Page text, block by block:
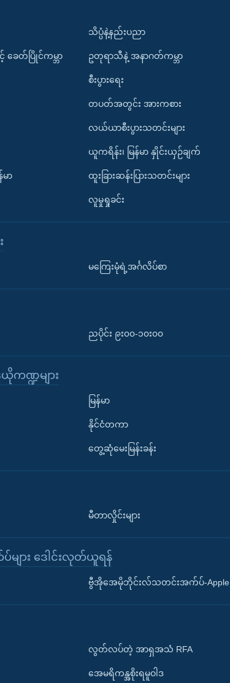
ခေတ်ပြိုင်ကမ္ဘာ
မာ
သိပ္ပံနဲ့နည်းပညာ
ဥတုရာသီနဲ့ အနာဂတ်ကမ္ဘာ
စီးပွားရေး
တပတ်အတွင်း အားကစား
လယ်ယာစီးပွားသတင်းများ
ယူကရိန်း၊ မြန်မာ နှိုင်းယှဉ်ချက်
ထူးခြားဆန်းပြားသတင်းများ
လူမှုရှုခင်း
မကြေးမုံရဲ့အင်္ဂလိပ်စာ
ညပိုင်း ၉း၀၀-၁၀း၀၀
ကဏ္ဍများ
မြန်မာ
နိုင်ငံတကာ
တွေ့ဆုံမေးမြန်းခန်း
မီတာလှိုင်းများ
ျား ဒေါင်းလုတ်ယူရန်
ဗွီအိုအေမိုဘိုင်းလ်သတင်းအက်ပ်-Apple
လွတ်လပ်တဲ့ အာရှအသံ RFA
အေမရိကန္အစိုးရမူဝါဒ